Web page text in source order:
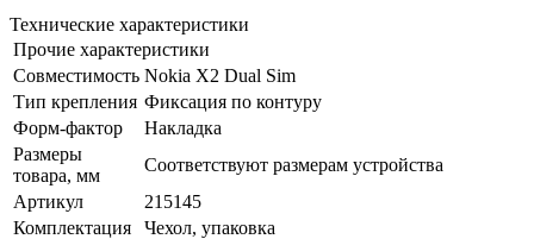
Технические характеристики
Прочие характеристики
Совместимость Nokia X2 Dual Sim
Тип крепления Фиксация по контуру
Форм-фактор
Накладка
Размеры
товара, мм
Соответствуют размерам устройства
Артикул
215145
Комплектация
Чехол, упаковка